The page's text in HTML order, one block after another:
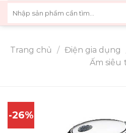
kiếm:
Trang chủ / Điện gia dụng
Ấm siêu
-26%